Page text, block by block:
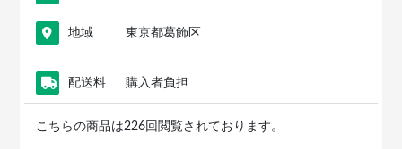
地域 東京都葛飾区
配送料 購入者負担
こちらの商品は226回閲覧されております。